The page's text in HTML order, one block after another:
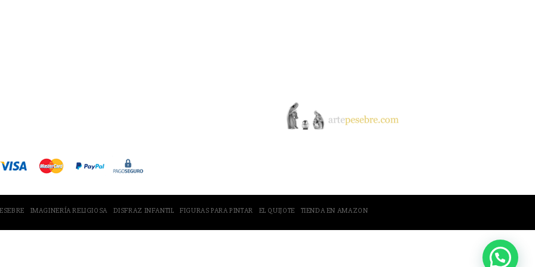
IMAGINERÍA RELIGIOSA DISFRAZ INFANTIL FIGURAS PARA PINTAR EL QUIJOTE TIENDA EN AMAZON